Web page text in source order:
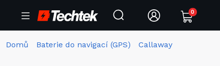
0
Domů Baterie do navigací (GPS) Callaway